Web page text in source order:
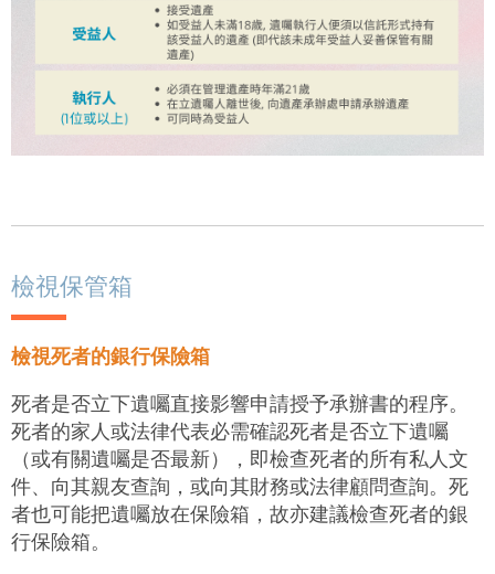
檢視保管箱
檢視死者的銀行保險箱
死者是否立下遺囑直接影響申請授予承辦書的程序。
死者的家人或法律代表必需確認死者是否立下遺囑
（或有關遺囑是否最新），即檢查死者的所有私人文
件、向其親友查詢，或向其財務或法律顧問查詢。死
者也可能把遺囑放在保險箱，故亦建議檢查死者的銀
行保險箱。